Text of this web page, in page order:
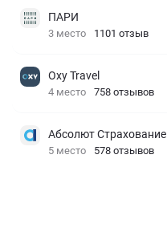
ПАРИ
3 место 1101 отзыв
Oxy Travel
4 место 758 отзывов
Абсолют Страхование
5 место 578 отзывов